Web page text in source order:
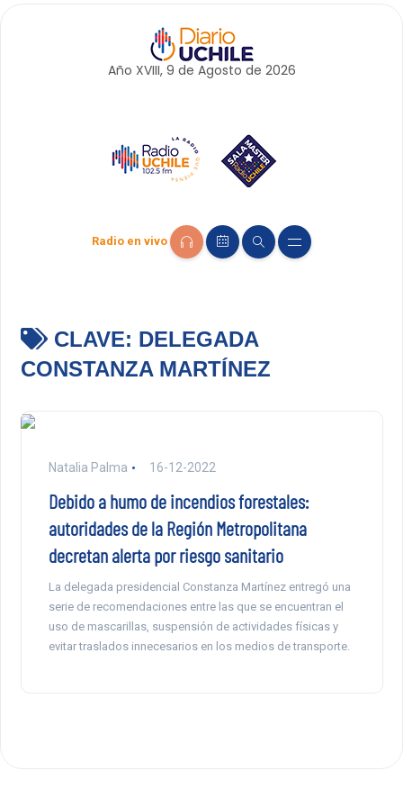
Año XVIII, 9 de Agosto de 2026
Radio en vivo
CLAVE: DELEGADA
CONSTANZA MARTÍNEZ
Natalia Palma 16-12-2022
Debido a humo de incendios forestales:
autoridades de la Región Metropolitana
decretan alerta por riesgo sanitario
La delegada presidencial Constanza Martínez entregó una
serie de recomendaciones entre las que se encuentran el
uso de mascarillas, suspensión de actividades físicas y
evitar traslados innecesarios en los medios de transporte.